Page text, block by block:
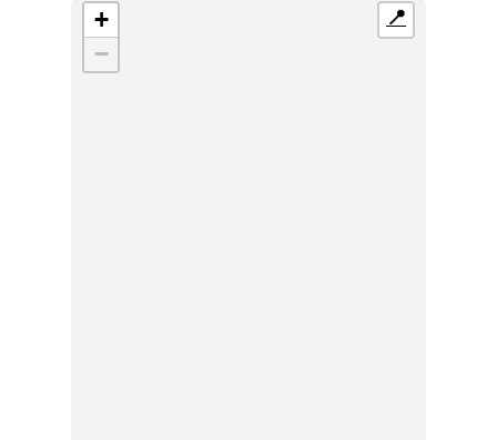
+
−
📍